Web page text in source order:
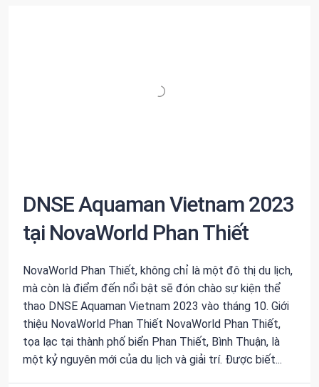
DNSE Aquaman Vietnam 2023
tại NovaWorld Phan Thiết
NovaWorld Phan Thiết, không chỉ là một đô thị du lịch,
mà còn là điểm đến nổi bật sẽ đón chào sự kiện thể
thao DNSE Aquaman Vietnam 2023 vào tháng 10. Giới
thiệu NovaWorld Phan Thiết NovaWorld Phan Thiết,
tọa lạc tại thành phố biển Phan Thiết, Bình Thuận, là
một kỷ nguyên mới của du lịch và giải trí. Được biết...